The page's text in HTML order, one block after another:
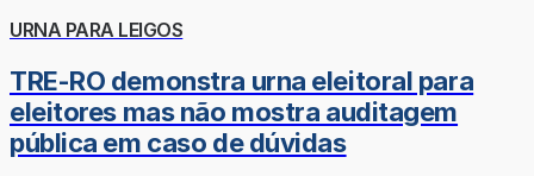
URNA PARA LEIGOS
TRE-RO demonstra urna eleitoral para
eleitores mas não mostra auditagem
pública em caso de dúvidas